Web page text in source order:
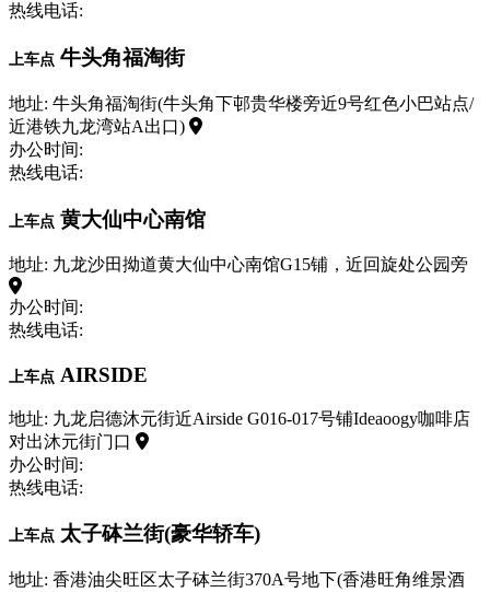
热线电话:
上车点 牛头角福淘街
地址: 牛头角福淘街(牛头角下邨贵华楼旁近9号红色小巴站点/
近港铁九龙湾站A出口)
办公时间:
热线电话:
上车点 黄大仙中心南馆
地址: 九龙沙田拗道黄大仙中心南馆G15铺，近回旋处公园旁
办公时间:
热线电话:
上车点 AIRSIDE
地址: 九龙启德沐元街近Airside G016-017号铺Ideaoogy咖啡店
对出沐元街门口
办公时间:
热线电话:
上车点 太子砵兰街(豪华轿车)
地址: 香港油尖旺区太子砵兰街370A号地下(香港旺角维景酒